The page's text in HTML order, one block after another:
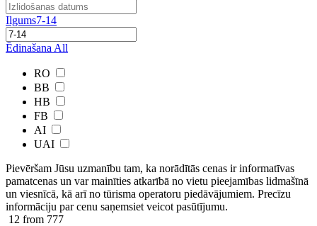
Ilgums7-14
Ēdinašana All
RO
BB
HB
FB
AI
UAI
Pievēršam Jūsu uzmanību tam, ka norādītās cenas ir ​informatīvas ​
pamatcenas un var mainīties atkarībā ​no ​vietu pieejamības lidmašīnā
un viesnīcā, kā arī no tūrisma operatoru piedāvājumiem. Precīzu
informāciju par cenu saņemsiet veicot pasūtījumu.
12 from 777